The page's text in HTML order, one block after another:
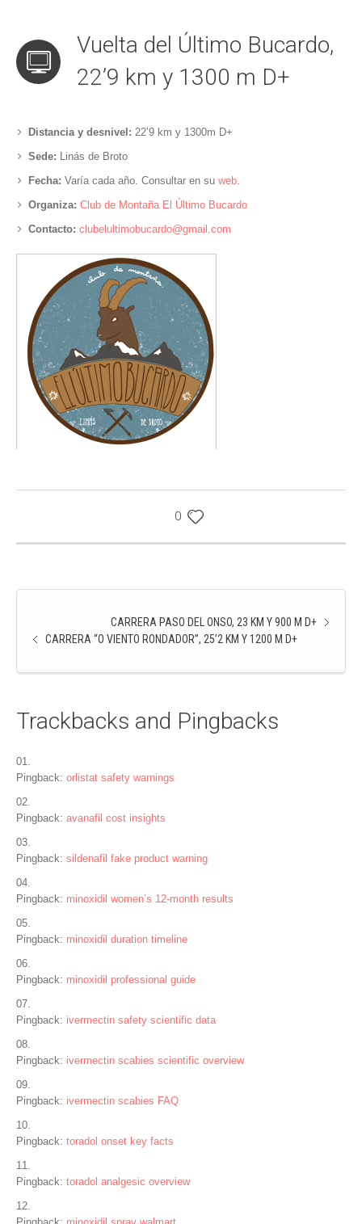
Vuelta del Último Bucardo,
22’9 km y 1300 m D+
Distancia y desnivel: 22’9 km y 1300m D+
Sede: Linás de Broto
Fecha: Varía cada año. Consultar en su web.
Organiza: Club de Montaña El Último Bucardo
Contacto: clubelultimobucardo@gmail.com
0
CARRERA PASO DEL ONSO, 23 KM Y 900 M D+
CARRERA “O VIENTO RONDADOR”, 25’2 KM Y 1200 M D+
Trackbacks and Pingbacks
Pingback: orlistat safety warnings
Pingback: avanafil cost insights
Pingback: sildenafil fake product warning
Pingback: minoxidil women’s 12‑month results
Pingback: minoxidil duration timeline
Pingback: minoxidil professional guide
Pingback: ivermectin safety scientific data
Pingback: ivermectin scabies scientific overview
Pingback: ivermectin scabies FAQ
Pingback: toradol onset key facts
Pingback: toradol analgesic overview